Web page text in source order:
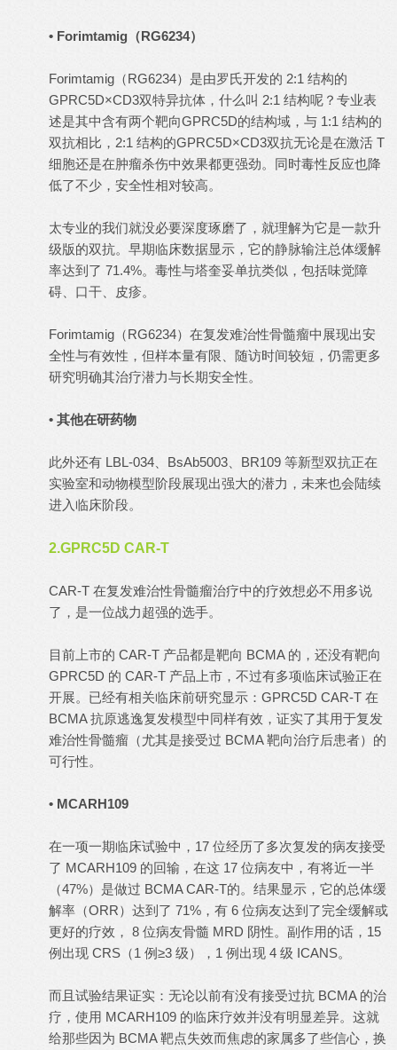
• Forimtamig（RG6234）
Forimtamig（RG6234）是由罗氏开发的 2:1 结构的
GPRC5D×CD3双特异抗体，什么叫 2:1 结构呢？专业表
述是其中含有两个靶向GPRC5D的结构域，与 1:1 结构的
双抗相比，2:1 结构的GPRC5D×CD3双抗无论是在激活 T
细胞还是在肿瘤杀伤中效果都更强劲。同时毒性反应也降
低了不少，安全性相对较高。
太专业的我们就没必要深度琢磨了，就理解为它是一款升
级版的双抗。早期临床数据显示，它的静脉输注总体缓解
率达到了 71.4%。毒性与塔奎妥单抗类似，包括味觉障
碍、口干、皮疹。
Forimtamig（RG6234）在复发难治性骨髓瘤中展现出安
全性与有效性，但样本量有限、随访时间较短，仍需更多
研究明确其治疗潜力与长期安全性。
• 其他在研药物
此外还有 LBL-034、BsAb5003、BR109 等新型双抗正在
实验室和动物模型阶段展现出强大的潜力，未来也会陆续
进入临床阶段。
2.GPRC5D CAR-T
CAR-T 在复发难治性骨髓瘤治疗中的疗效想必不用多说
了，是一位战力超强的选手。
目前上市的 CAR-T 产品都是靶向 BCMA 的，还没有靶向
GPRC5D 的 CAR-T 产品上市，不过有多项临床试验正在
开展。已经有相关临床前研究显示：GPRC5D CAR-T 在
BCMA 抗原逃逸复发模型中同样有效，证实了其用于复发
难治性骨髓瘤（尤其是接受过 BCMA 靶向治疗后患者）的
可行性。
• MCARH109
在一项一期临床试验中，17 位经历了多次复发的病友接受
了 MCARH109 的回输，在这 17 位病友中，有将近一半
（47%）是做过 BCMA CAR-T的。结果显示，它的总体缓
解率（ORR）达到了 71%，有 6 位病友达到了完全缓解或
更好的疗效， 8 位病友骨髓 MRD 阴性。副作用的话，15
例出现 CRS（1 例≥3 级），1 例出现 4 级 ICANS。
而且试验结果证实：无论以前有没有接受过抗 BCMA 的治
疗，使用 MCARH109 的临床疗效并没有明显差异。这就
给那些因为 BCMA 靶点失效而焦虑的家属多了些信心，换